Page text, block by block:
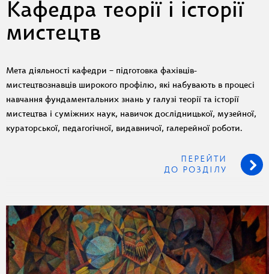
Кафедра теорії і історії
мистецтв
Мета діяльності кафедри – підготовка фахівців-
мистецтвознавців широкого профілю, які набувають в процесі
навчання фундаментальних знань у галузі теорії та історії
мистецтва і суміжних наук, навичок дослідницької, музейної,
кураторської, педагогічної, видавничої, галерейної роботи.
ПЕРЕЙТИ
ДО РОЗДІЛУ